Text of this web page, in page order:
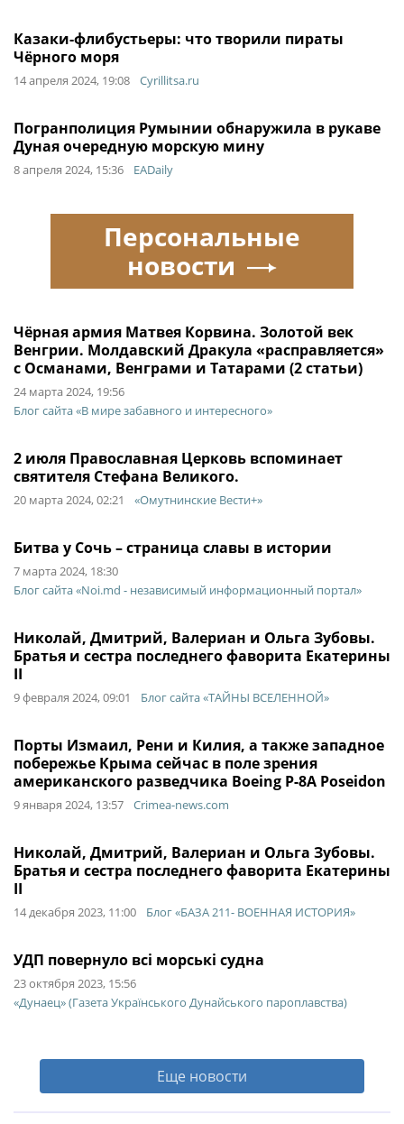
Казаки-флибустьеры: что творили пираты
Чёрного моря
14 апреля 2024, 19:08 Cyrillitsa.ru
Погранполиция Румынии обнаружила в рукаве
Дуная очередную морскую мину
8 апреля 2024, 15:36 EADaily
Чёрная армия Матвея Корвина. Золотой век
Венгрии. Молдавский Дракула «расправляется»
с Османами, Венграми и Татарами (2 статьи)
24 марта 2024, 19:56
Блог сайта «В мире забавного и интересного»
2 июля Православная Церковь вспоминает
святителя Стефана Великого.
20 марта 2024, 02:21 «Омутнинские Вести+»
Битва у Сочь – страница славы в истории
7 марта 2024, 18:30
Блог сайта «Noi.md - независимый информационный портал»
Николай, Дмитрий, Валериан и Ольга Зубовы.
Братья и сестра последнего фаворита Екатерины
II
9 февраля 2024, 09:01 Блог сайта «ТАЙНЫ ВСЕЛЕННОЙ»
Порты Измаил, Рени и Килия, а также западное
побережье Крыма сейчас в поле зрения
американского разведчика Boeing P-8A Poseidon
9 января 2024, 13:57 Crimea-news.com
Николай, Дмитрий, Валериан и Ольга Зубовы.
Братья и сестра последнего фаворита Екатерины
II
14 декабря 2023, 11:00 Блог «БАЗА 211- ВОЕННАЯ ИСТОРИЯ»
УДП повернуло всі морські судна
23 октября 2023, 15:56
«Дунаец» (Газета Українського Дунайського пароплавства)
Еще новости
Персональные
новости